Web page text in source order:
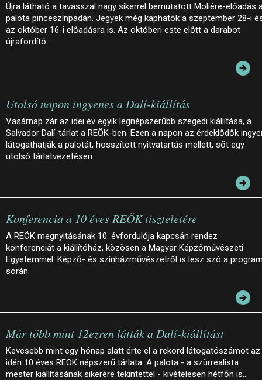
Újra látható a tavasszal nagy sikerrel bemutatott Moliére-előadás
palota pinceszínpadán. Jegyek még kaphatók a szeptember 28-i
az október 16-i előadásra is. Az októberi este előtt a darabot
újrafordító…
Utolsó napon ingyenes a Dalí-kiállítás
Vasárnap zár az idei év egyik legnépszerűbb szegedi kiállítása, a
Salvador Dalí-tárlat a REÖK-ben. Ezen a napon az érdeklődők
látogathatják a palotát, hosszított nyitvatartás mellett, sőt egy
utolsó tárlatvezetésen…
Konferencia a 10 éves REÖK tiszteletére
A REÖK megnyitásának 10. évfordulója kapcsán rendez
konferenciát a kiállítóház, közösen a Magyar Képzőművészeti
Egyetemmel. Képző- és színházművészetről is lesz szó a
során.
Már több mint 12ezren látták a Dalí-kiállítást
Kevesebb mint egy hónap alatt érte el a rekord látogatószámot az
idén 10 éves REÖK népszerű tárlata. A palota - a szürrealista
mester kiállításának sikerére tekintettel - kivételesen hétfőn is…